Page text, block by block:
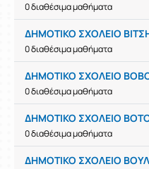
0 διαθέσιμα μαθήματα
ΔΗΜΟΤΙΚΟ ΣΧΟΛΕΙΟ
0 διαθέσιμα μαθήματα
ΔΗΜΟΤΙΚΟ ΣΧΟΛΕΙΟ
0 διαθέσιμα μαθήματα
ΔΗΜΟΤΙΚΟ ΣΧΟΛΕΙΟ
0 διαθέσιμα μαθήματα
ΔΗΜΟΤΙΚΟ ΣΧΟΛΕΙΟ